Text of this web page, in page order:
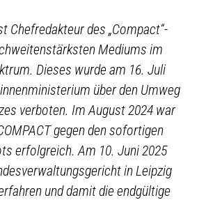
Chefredakteur des „Compact“-
Mediums im
Dieses wurde am 16. Juli
über den Umweg
verboten. Im August 2024 war
gegen den sofortigen
erfolgreich. Am 10. Juni 2025
in Leipzig
und damit die endgültige